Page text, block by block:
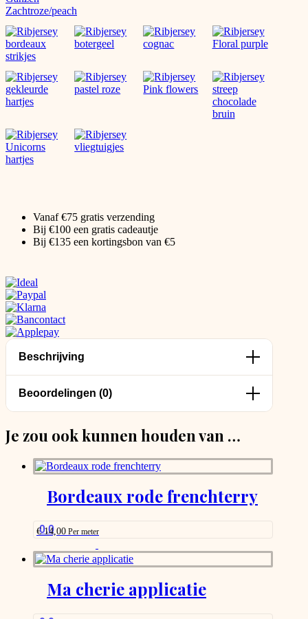
Vanaf €75 gratis verzending
Bij €100 een gratis cadeautje
Bij €135 een kortingsbon van €5
Beschrijving
Beoordelingen (0)
Je zou ook kunnen houden van …
Bordeaux rode frenchterry
0.0
€14,00 Per meter
product
has
options
that
Ma cherie applicatie